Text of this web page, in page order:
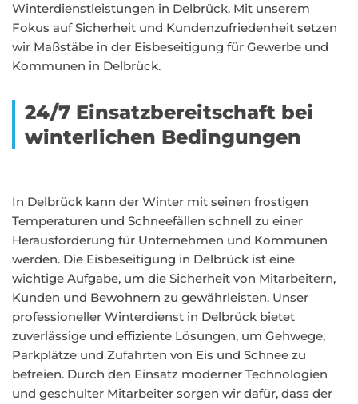
Winterdienstleistungen in Delbrück. Mit unserem
Fokus auf Sicherheit und Kundenzufriedenheit setzen
wir Maßstäbe in der Eisbeseitigung für Gewerbe und
Kommunen in Delbrück.
24/7 Einsatzbereitschaft bei
winterlichen Bedingungen
In Delbrück kann der Winter mit seinen frostigen
Temperaturen und Schneefällen schnell zu einer
Herausforderung für Unternehmen und Kommunen
werden. Die Eisbeseitigung in Delbrück ist eine
wichtige Aufgabe, um die Sicherheit von Mitarbeitern,
Kunden und Bewohnern zu gewährleisten. Unser
professioneller Winterdienst in Delbrück bietet
zuverlässige und effiziente Lösungen, um Gehwege,
Parkplätze und Zufahrten von Eis und Schnee zu
befreien. Durch den Einsatz moderner Technologien
und geschulter Mitarbeiter sorgen wir dafür, dass der